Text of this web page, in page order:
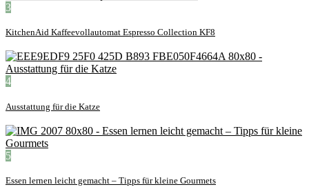
3
KitchenAid Kaffeevollautomat Espresso Collection KF8
4
Ausstattung für die Katze
5
Essen lernen leicht gemacht – Tipps für kleine Gourmets